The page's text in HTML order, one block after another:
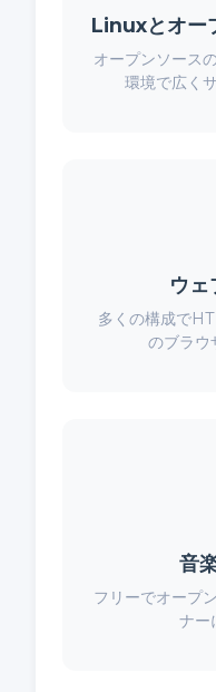
Linuxとオー
オープンソース
環境で広く
ウェ
多くの構成で
のブラウ
音
フリーでオープ
ナー